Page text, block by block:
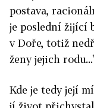
postava,
je poslední žijící
v Doře, totiž
ženy jejich
Kde je tedy její